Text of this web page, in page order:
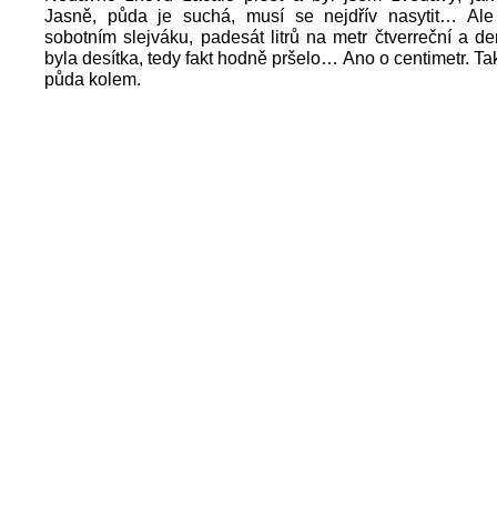
Jasně, půda je suchá, musí se nejdřív nasytit…
sobotním slejváku, padesát litrů na metr čtverreční a
byla desítka, tedy fakt hodně pršelo… Ano o centimetr.
půda kolem.